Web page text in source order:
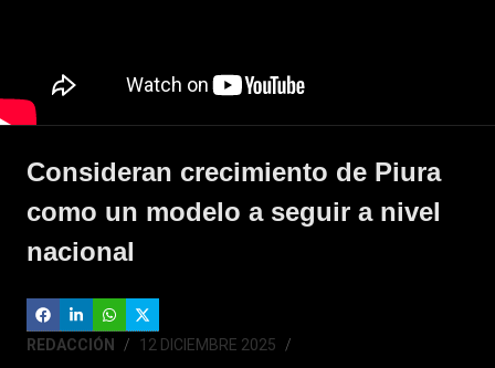
Consideran crecimiento de Piura
como un modelo a seguir a nivel
nacional
REDACCIÓN 12 DICIEMBRE 2025